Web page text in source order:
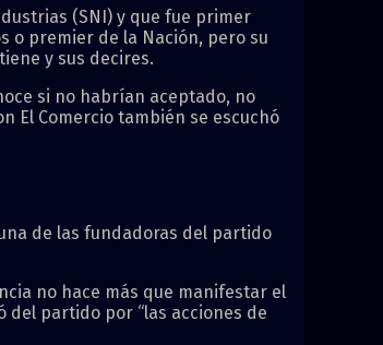
(SNI) y que fue primer
o premier de la Nación, pero su
y sus decires.
si no habrían aceptado, no
El Comercio también se escuchó
de las fundadoras del partido
no hace más que manifestar el
del partido por “las acciones de